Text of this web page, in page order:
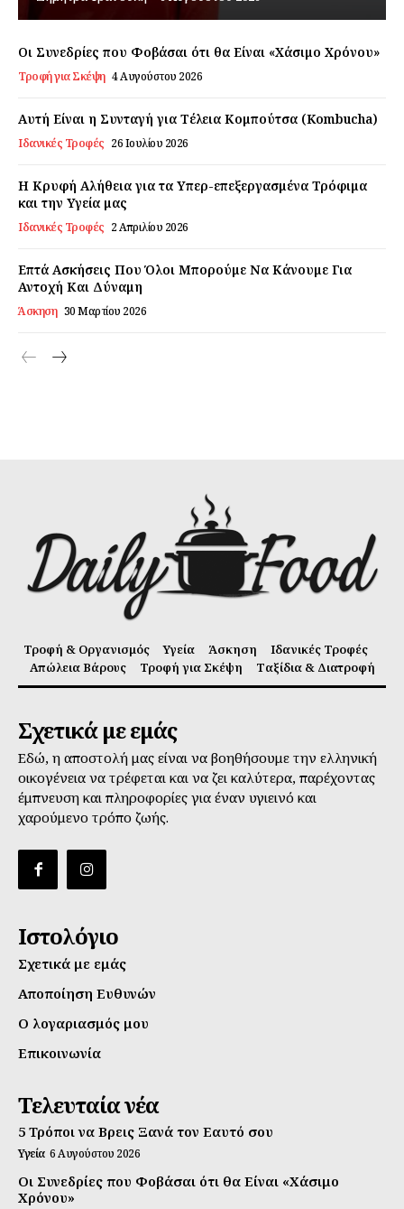
Εγγραφείτε τώρα!
Daily Food
Αποποίηση Ευθυνών
Ο λογαριασμός μου
Οι Συνεδρίες που Φοβάσαι ότι θα Είναι «Χάσιμο Χρόνου»
Τροφή για Σκέψη 4 Αυγούστου 2026
Αυτή Είναι η Συνταγή για Τέλεια Κομπούτσα (Kombucha)
Ιδανικές Τροφές 26 Ιουλίου 2026
Η Κρυφή Αλήθεια για τα Υπερ-επεξεργασμένα Τρόφιμα
και την Υγεία μας
Ιδανικές Τροφές 2 Απριλίου 2026
Επτά Ασκήσεις Που Όλοι Μπορούμε Να Κάνουμε Για
Αντοχή Και Δύναμη
Άσκηση 30 Μαρτίου 2026
Τροφή & Οργανισμός Υγεία Άσκηση
Ιδανικές Τροφές
Απώλεια Βάρους
Τροφή για Σκέψη Ταξίδια & Διατροφή
Σχετικά με εμάς
Εδώ, η αποστολή μας είναι να βοηθήσουμε την ελληνική
οικογένεια να τρέφεται και να ζει καλύτερα, παρέχοντας
έμπνευση και πληροφορίες για έναν υγιεινό και
χαρούμενο τρόπο ζωής.
Ιστολόγιο
Σχετικά με εμάς
Αποποίηση Ευθυνών
Ο λογαριασμός μου
Επικοινωνία
Τελευταία νέα
5 Τρόποι να Βρεις Ξανά τον Εαυτό σου
Υγεία 6 Αυγούστου 2026
Οι Συνεδρίες που Φοβάσαι ότι θα Είναι «Χάσιμο
Χρόνου»